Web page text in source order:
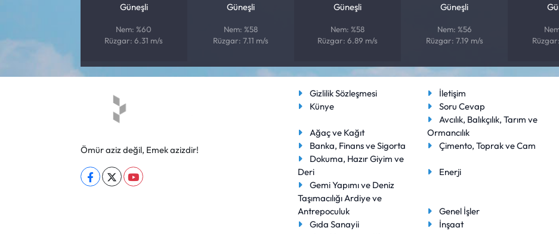
Güneşli
Nem: %60
Rüzgar: 6.31 m/s
Güneşli
Nem: %58
Rüzgar: 7.11 m/s
Güneşli
Nem: %58
Rüzgar: 6.89 m/s
Güneşli
Nem: %56
Rüzgar: 7.19 m/s
Ömür aziz değil, Emek azizdir!
Gizlilik Sözleşmesi
İletişim
Künye
Soru Cevap
Ağaç ve Kağıt
Avcılık, Balıkçılık, Tarım ve
Ormancılık
Banka, Finans ve Sigorta
Çimento, Toprak ve Cam
Dokuma, Hazır Giyim ve
Deri
Enerji
Gemi Yapımı ve Deniz
Taşımacılığı Ardiye ve
Antrepoculuk
Genel İşler
Gıda Sanayii
İnşaat